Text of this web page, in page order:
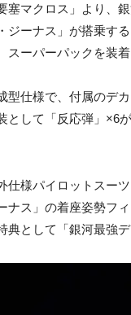
塞マクロス」より、
ジーナス」が搭乗す
スーパーパックを装
型仕様で、付属のデ
として「反応弾」×6
仕様パイロットスー
ナス」の着座姿勢フ
典として「銀河最強